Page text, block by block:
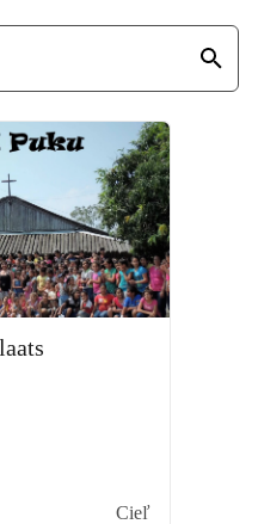
prináša peniaze,
si vlastnú
neziskovej
a projektoch,
na našej
Cieľ